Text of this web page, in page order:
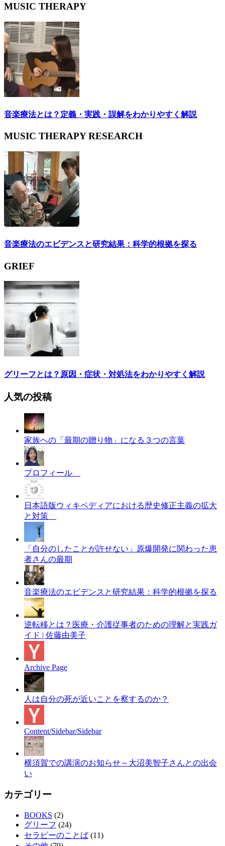
MUSIC THERAPY
音楽療法とは？定義・実践・誤解をわかりやすく解説
MUSIC THERAPY RESEARCH
音楽療法のエビデンスと研究結果：科学的根拠を探る
GRIEF
グリーフとは？原因・症状・対処法をわかりやすく解説
人気の投稿
家族への「最期の贈り物」になる３つの言葉
プロフィール
日本語版ウィキペディアにおける歴史修正主義の拡大
と対策
「自分のしたことが許せない」原爆開発に関わった患
者さんの最期
音楽療法のエビデンスと研究結果：科学的根拠を探る
逆転移とは？医療・介護従事者のための理解と実践ガ
イド | 佐藤由美子
Archive Page
人は自分の死が近いことを察するのか？
Content/Sidebar/Sidebar
横須賀での講演のお知らせ～大沼美智子さんとの出会
い
カテゴリー
BOOKS (2)
グリーフ (24)
セラピーのことば (11)